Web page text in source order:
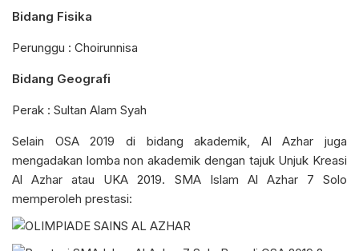
Bidang Fisika
Perunggu : Choirunnisa
Bidang Geografi
Perak : Sultan Alam Syah
Selain OSA 2019 di bidang akademik, Al Azhar juga
mengadakan lomba non akademik dengan tajuk Unjuk Kreasi
Al Azhar atau UKA 2019. SMA Islam Al Azhar 7 Solo
memperoleh prestasi: